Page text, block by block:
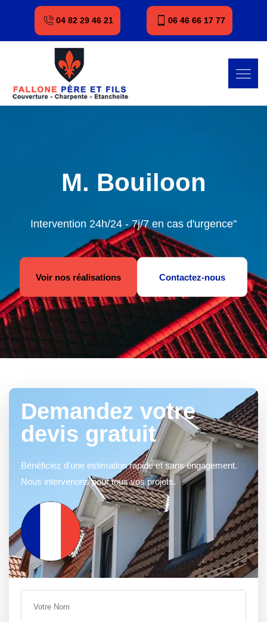
04 82 29 46 21 06 46 66 17 77
M. Bouiloon
Intervention 24h/24 - 7j/7 en cas d'urgence"
Voir nos réalisations Contactez-nous
Demandez votre
devis gratuit
Bénéficiez d'une estimation rapide et sans engagement.
Nous intervenons pour tous vos projets.